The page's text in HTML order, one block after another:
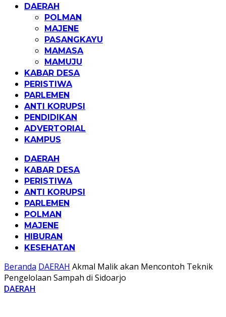
DAERAH
POLMAN
MAJENE
PASANGKAYU
MAMASA
MAMUJU
KABAR DESA
PERISTIWA
PARLEMEN
ANTI KORUPSI
PENDIDIKAN
ADVERTORIAL
KAMPUS
DAERAH
KABAR DESA
PERISTIWA
ANTI KORUPSI
PARLEMEN
POLMAN
MAJENE
HIBURAN
KESEHATAN
Beranda DAERAH Akmal Malik akan Mencontoh Teknik
Pengelolaan Sampah di Sidoarjo
DAERAH